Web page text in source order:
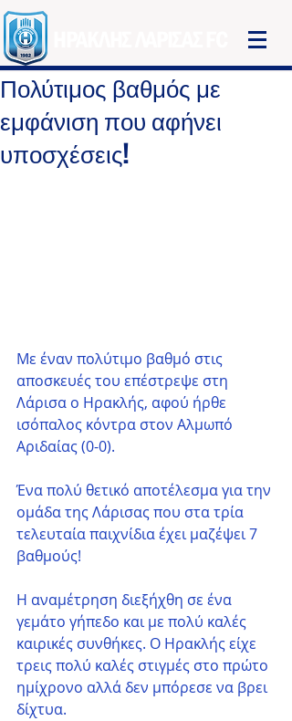
Πολύτιμος βαθμός με
εμφάνιση που αφήνει
υποσχέσεις!
Με έναν πολύτιμο βαθμό στις
αποσκευές του επέστρεψε στη
Λάρισα ο Ηρακλής, αφού ήρθε
ισόπαλος κόντρα στον Αλμωπό
Αριδαίας (0-0).
Ένα πολύ θετικό αποτέλεσμα για την
ομάδα της Λάρισας που στα τρία
τελευταία παιχνίδια έχει μαζέψει 7
βαθμούς!
Η αναμέτρηση διεξήχθη σε ένα
γεμάτο γήπεδο και με πολύ καλές
καιρικές συνθήκες. Ο Ηρακλής είχε
τρεις πολύ καλές στιγμές στο πρώτο
ημίχρονο αλλά δεν μπόρεσε να βρει
δίχτυα.